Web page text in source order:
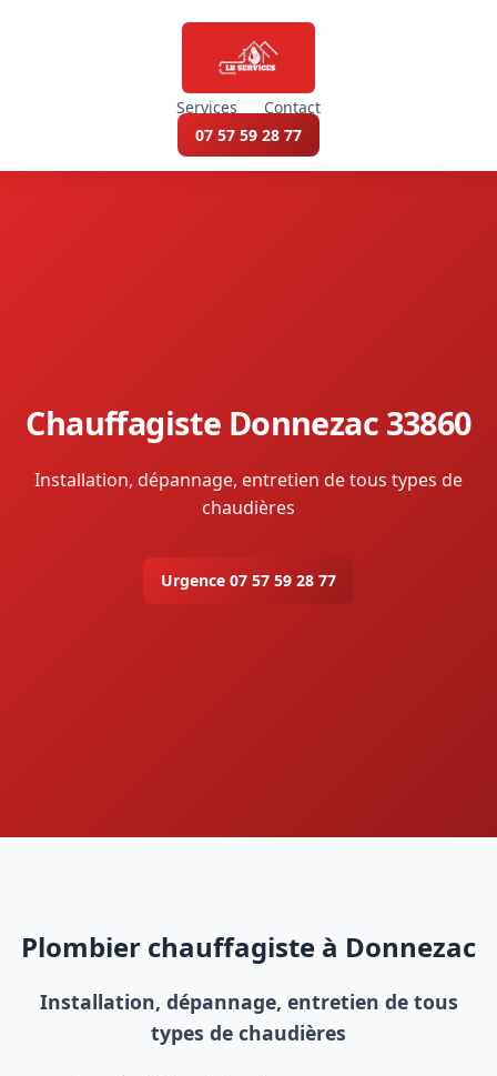
Services
Contact
07 57 59 28 77
Chauffagiste Donnezac 33860
Installation, dépannage, entretien de tous types de
chaudières
Urgence 07 57 59 28 77
Plombier chauffagiste à Donnezac
Installation, dépannage, entretien de tous
types de chaudières